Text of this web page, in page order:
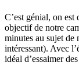
C’est génial, on
objectif de notre
minutes au sujet de
intéressant). Avec
idéal d’essaimer